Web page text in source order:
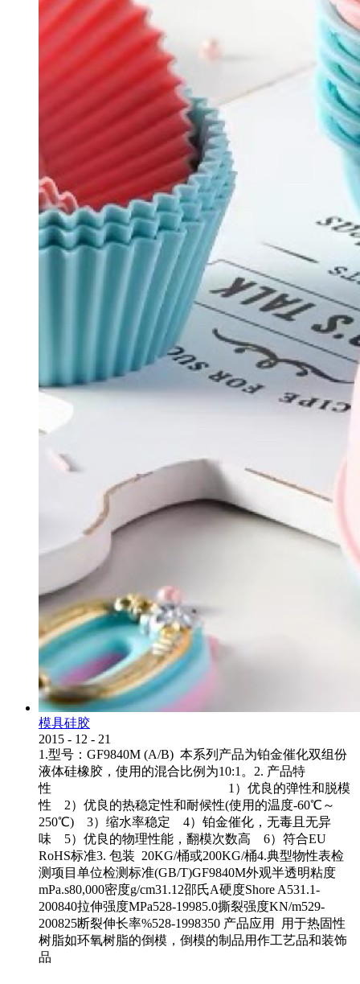
模具硅胶
2015 - 12 - 21
1.型号：GF9840M (A/B) 本系列产品为铂金催化双组份
液体硅橡胶，使用的混合比例为10:1。2. 产品特
性 1）优良的弹性和脱模
性 2）优良的热稳定性和耐候性(使用的温度-60℃～
250℃) 3）缩水率稳定 4）铂金催化，无毒且无异
味 5）优良的物理性能，翻模次数高 6）符合EU
RoHS标准3. 包装 20KG/桶或200KG/桶4.典型物性表检
测项目单位检测标准(GB/T)GF9840M外观半透明粘度
mPa.s80,000密度g/cm31.12邵氏A硬度Shore A531.1-
200840拉伸强度MPa528-19985.0撕裂强度KN/m529-
200825断裂伸长率%528-1998350 产品应用 用于热固性
树脂如环氧树脂的倒模，倒模的制品用作工艺品和装饰
品